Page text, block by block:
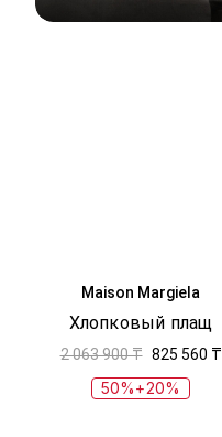
Maison Margiela
Хлопковый плащ
2 063 900 ₸ 825 560 ₸
50%+20%